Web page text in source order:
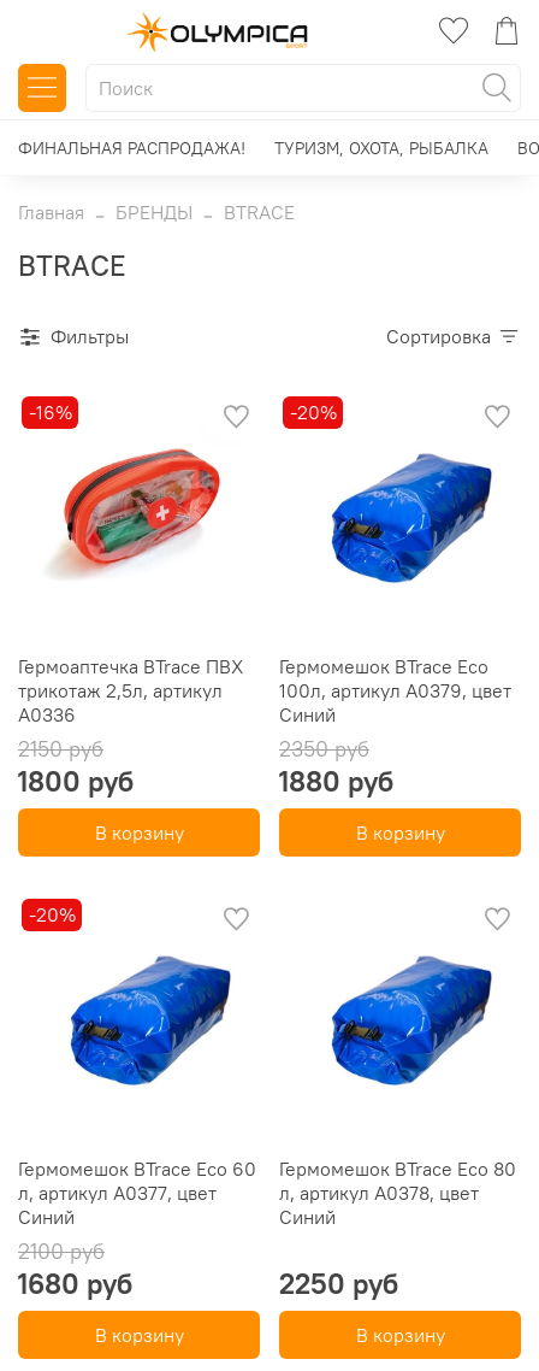
ФИНАЛЬНАЯ РАСПРОДАЖА! ТУРИЗМ, ОХОТА, РЫБАЛКА
Главная БРЕНДЫ BTRACE
BTRACE
Фильтры Сортировка
-16%
Гермоаптечка BTrace ПВХ
трикотаж 2,5л, артикул
A0336
2150 руб
1800 руб
В корзину
-20%
Гермомешок BTrace Eco
100л, артикул A0379, цвет
Синий
2350 руб
1880 руб
В корзину
-20%
Гермомешок BTrace Eco 60
л, артикул A0377, цвет
Синий
2100 руб
1680 руб
В корзину
Гермомешок BTrace Eco 80
л, артикул A0378, цвет
Синий
2250 руб
В корзину